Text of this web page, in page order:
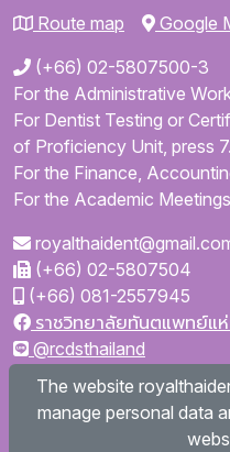
Route map
Google
(+66) 02-5807500-3
For the Administrative
For Dentist Testing or
of Proficiency Unit, press 7.
For the Finance,
For the Academic
(+66) 02-5807504
(+66) 081-2557945
ราชวิทยาลัยทันตแพทย์แห่
@rcdsthailand
royalthaident
Royal College of
The website
manage personal data